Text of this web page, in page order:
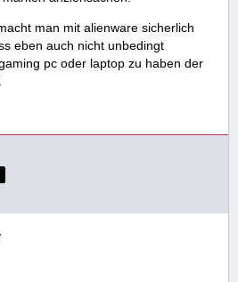
man mit alienware sicherlich
eben auch nicht unbedingt
pc oder laptop zu haben der